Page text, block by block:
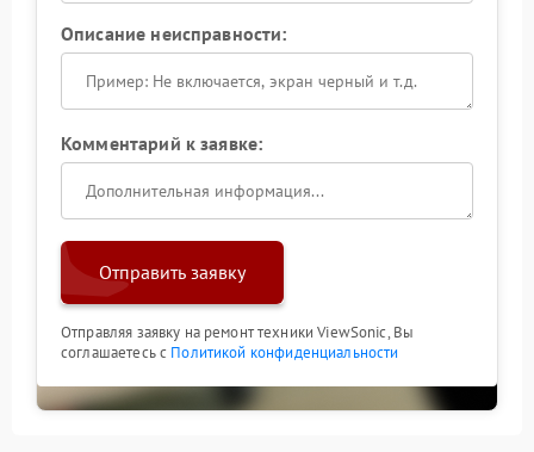
Описание неисправности:
Комментарий к заявке:
Отправить заявку
Отправляя заявку на ремонт техники ViewSonic, Вы
соглашаетесь с Политикой конфиденциальности